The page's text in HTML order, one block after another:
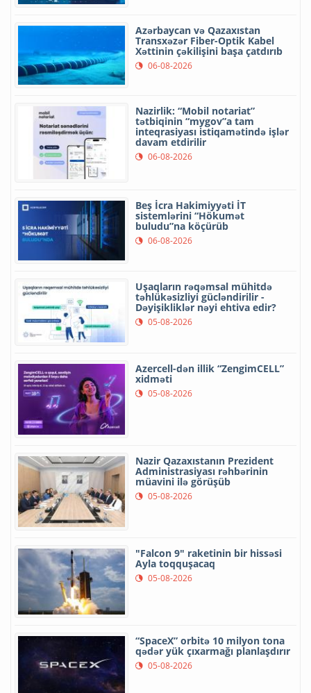
Azərbaycan və Qazaxıstan
Transxəzər Fiber-Optik Kabel
Xəttinin çəkilişini başa çatdırıb
06-08-2026
Nazirlik: “Mobil notariat”
tətbiqinin “mygov”a tam
inteqrasiyası istiqamətində işlər
davam etdirilir
06-08-2026
Beş İcra Hakimiyyəti İT
sistemlərini “Hökumət
buludu”na köçürüb
06-08-2026
Uşaqların rəqəmsal mühitdə
təhlükəsizliyi gücləndirilir -
Dəyişikliklər nəyi ehtiva edir?
05-08-2026
Azercell-dən illik “ZengimCELL”
xidməti
05-08-2026
Nazir Qazaxıstanın Prezident
Administrasiyası rəhbərinin
müavini ilə görüşüb
05-08-2026
"Falcon 9" raketinin bir hissəsi
Ayla toqquşacaq
05-08-2026
“SpaceX” orbitə 10 milyon tona
qədər yük çıxarmağı planlaşdırır
05-08-2026